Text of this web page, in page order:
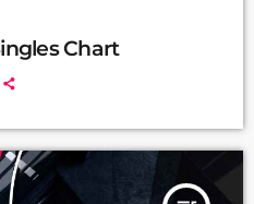
Chart